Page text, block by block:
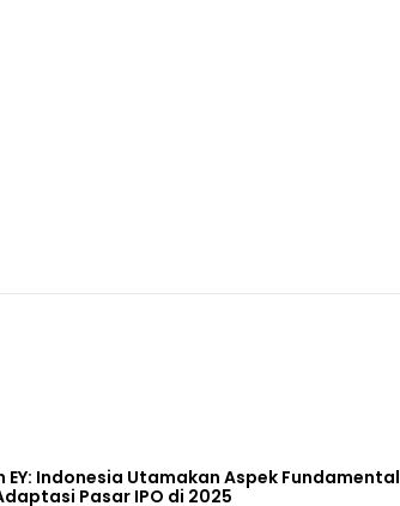
EY: Indonesia Utamakan Aspek Fundamental
Pasar IPO di 2025